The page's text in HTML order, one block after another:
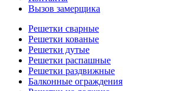
Вызов замерщика
Решетки сварные
Решетки кованые
Решетки дутые
Решетки распашные
Решетки раздвижные
Балконные ограждения